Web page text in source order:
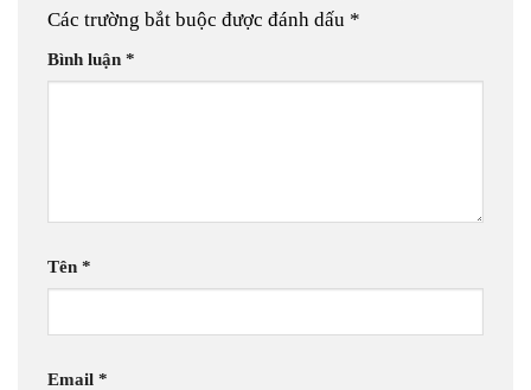
Các trường bắt buộc được đánh dấu *
Bình luận *
Tên *
Email *